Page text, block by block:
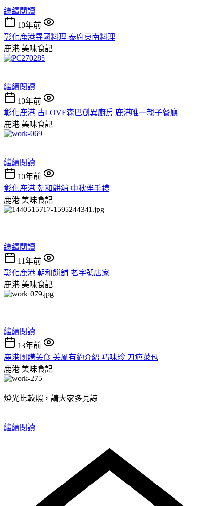
繼續閱讀
10年前
彰化鹿港異國料理 泰廚東南料理
鹿港 美味食記
繼續閱讀
10年前
彰化鹿港 古LOVE森巴創異廚房 鹿港唯一親子餐廳
鹿港 美味食記
繼續閱讀
10年前
彰化鹿港 朝和餅舖 中秋伴手禮
鹿港 美味食記
繼續閱讀
11年前
彰化鹿港 朝和餅舖 老字號店家
鹿港 美味食記
繼續閱讀
13年前
鹿港團購美食 美鳳有約介紹 巧味珍 刀疤菜包
鹿港 美味食記
燈光比較照，請大家多見諒
繼續閱讀